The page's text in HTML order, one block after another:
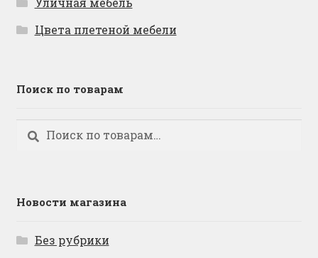
Цвета плетеной мебели
Поиск по товарам
Искать:
Поиск
Новости магазина
Без рубрики